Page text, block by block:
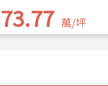
73.77 萬/坪